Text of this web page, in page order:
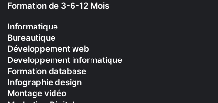
Formation de 3-6-12 Mois
Informatique
Bureautique
Développement web
Developpement informatique
Formation database
Infographie design
Montage vidéo